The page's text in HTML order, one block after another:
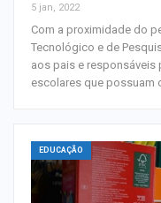
5 jan, 2022
Com a proximidade do
Tecnológico e de
aos pais e responsáveis
escolares que possuam
EDUCAÇÃO